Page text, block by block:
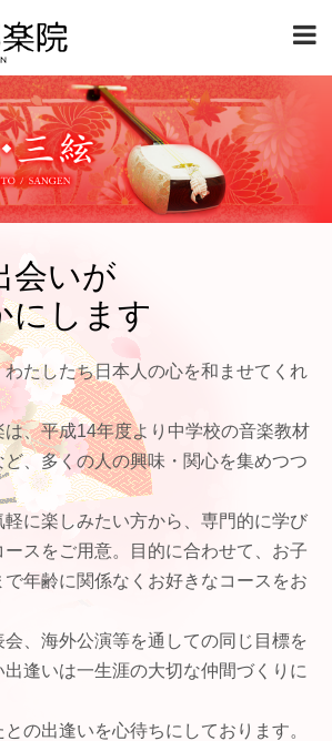
会いが
にします
たしたち日本人の心を和ませてくれ
は、平成14年度より中学校の音楽教材
、多くの人の興味・関心を集めつつ
に楽しみたい方から、専門的に学び
スをご用意。目的に合わせて、お子
年齢に関係なくお好きなコースをお
会、海外公演等を通しての同じ目標を
出逢いは一生涯の大切な仲間づくりに
の出逢いを心待ちにしております。